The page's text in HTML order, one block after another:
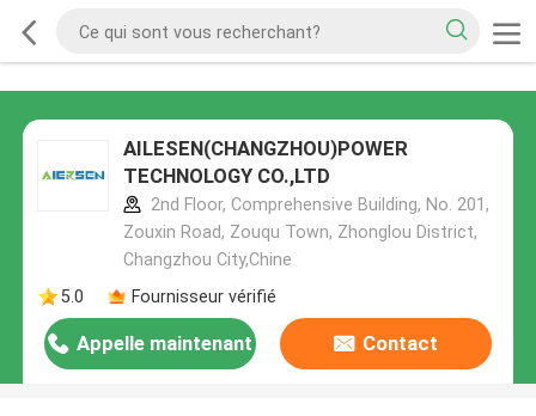
AILESEN(CHANGZHOU)POWER
TECHNOLOGY CO.,LTD
2nd Floor, Comprehensive Building, No. 201,
Zouxin Road, Zouqu Town, Zhonglou District,
Changzhou City,Chine
5.0
Fournisseur vérifié
Appelle maintenant Contact